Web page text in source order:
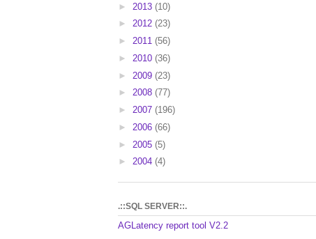
► 2013 (10)
► 2012 (23)
► 2011 (56)
► 2010 (36)
► 2009 (23)
► 2008 (77)
► 2007 (196)
► 2006 (66)
► 2005 (5)
► 2004 (4)
.::SQL SERVER::.
AGLatency report tool V2.2